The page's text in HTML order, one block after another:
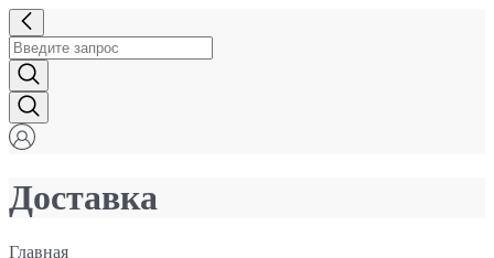
Доставка
Главная